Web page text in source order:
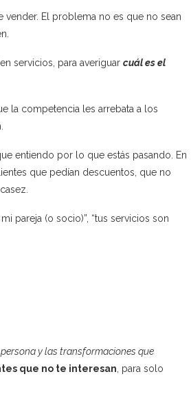
El problema no es que no sean
servicios, para averiguar cuál es el
la competencia les arrebata a los
entiendo por lo que estás pasando. En
que pedían descuentos, que no
pareja (o socio)”, “tus servicios son
y las transformaciones que
que no te interesan , para solo